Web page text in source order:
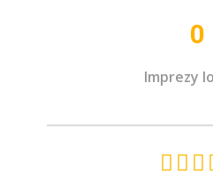
Imprezy
0
  